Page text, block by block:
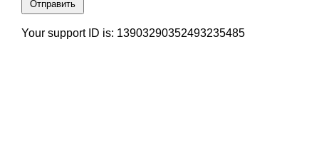
Отправить
Your support ID is: 13903290352493235485